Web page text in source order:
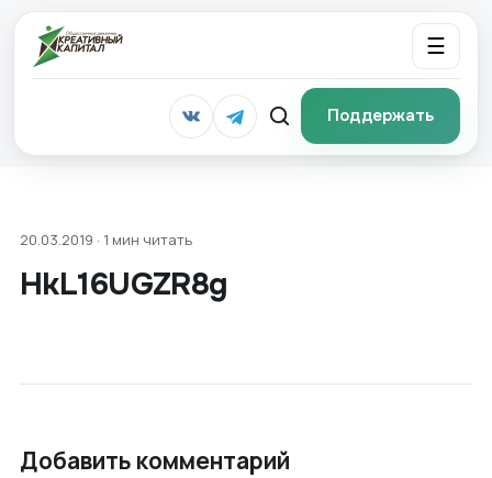
☰
Поддержать
20.03.2019 · 1 мин читать
HkL16UGZR8g
Добавить комментарий